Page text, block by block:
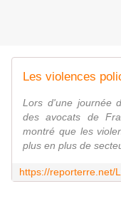
Lors d'une journée
des avocats de
montré que les
plus en plus de